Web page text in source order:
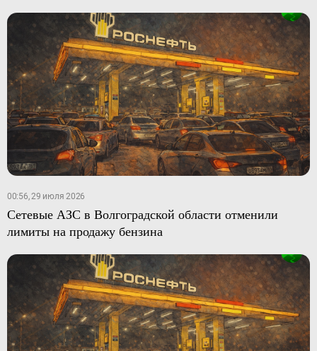
00:56, 29 июля 2026
Сетевые АЗС в Волгоградской области отменили
лимиты на продажу бензина